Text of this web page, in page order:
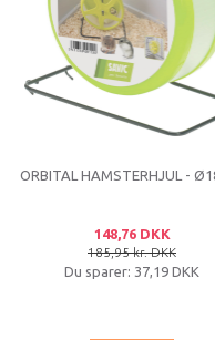
ORBITAL HAMSTERHJUL -
148,76 DKK
185,95 kr. DKK
Du sparer: 37,19 DKK